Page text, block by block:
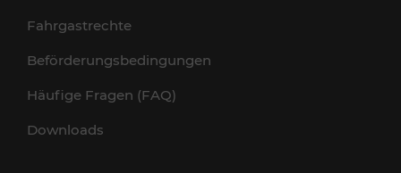
Fahrgastrechte
Beförderungsbedingungen
Häufige Fragen (FAQ)
Downloads